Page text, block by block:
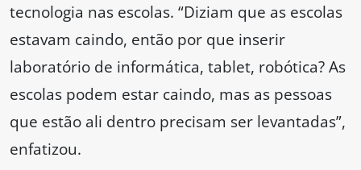
tecnologia nas escolas. “Diziam que as escolas
estavam caindo, então por que inserir
laboratório de informática, tablet, robótica? As
escolas podem estar caindo, mas as pessoas
que estão ali dentro precisam ser levantadas”,
enfatizou.